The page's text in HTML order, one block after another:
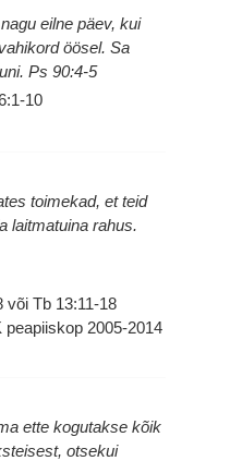
eilne päev, kui
öösel. Sa
Ps 90:4-5
10
toimekad, et teid
laitmatuina rahus.
või Tb 13:11-18
peapiiskop 2005-2014
ette kogutakse kõik
otsekui